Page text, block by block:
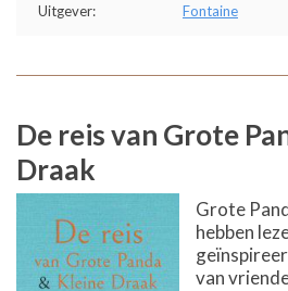
Uitgever:
Fontaine
De reis van Grote
Draak
Grote
hebben
van